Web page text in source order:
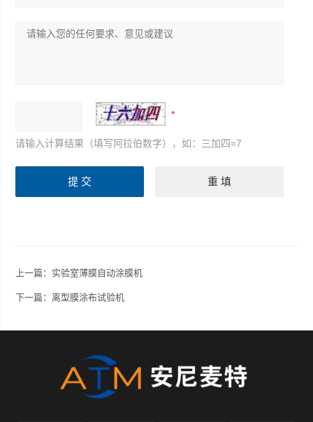
请输入计算结果（填写阿拉伯数字），如：三加四=7
上一篇： 实验室薄膜自动涂膜机
下一篇：离型膜涂布试验机